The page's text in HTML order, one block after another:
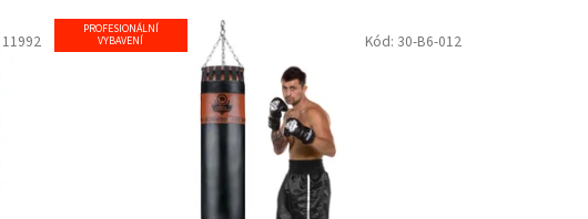
11992
PROFESIONÁLNÍ
VYBAVENÍ Kód: 30-B6-012